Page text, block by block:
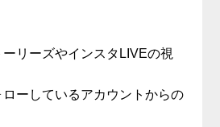
ーリーズやインスタLIVEの視
ローしているアカウントからの